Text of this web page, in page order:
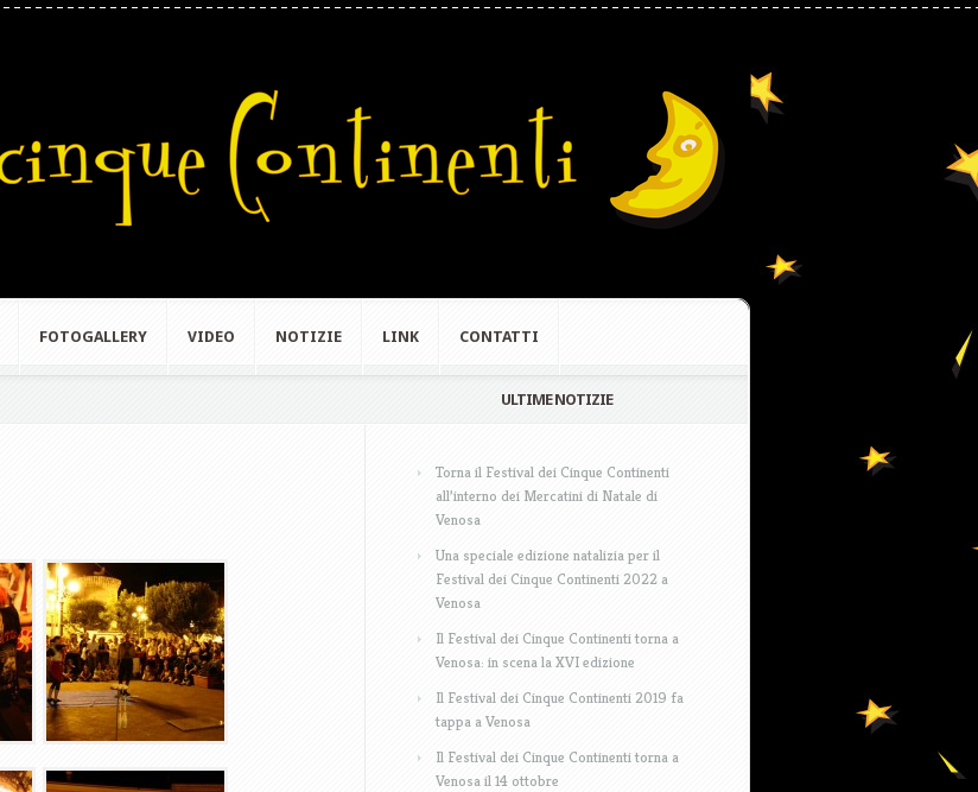
FOTOGALLERY VIDEO NOTIZIE LINK CONTATTI
ULTIME NOTIZIE
Torna il Festival dei Cinque Continenti
all’interno dei Mercatini di Natale di
Venosa
Una speciale edizione natalizia per il
Festival dei Cinque Continenti 2022 a
Venosa
Il Festival dei Cinque Continenti torna a
Venosa: in scena la XVI edizione
Il Festival dei Cinque Continenti 2019 fa
tappa a Venosa
Il Festival dei Cinque Continenti torna a
Venosa il 14 ottobre